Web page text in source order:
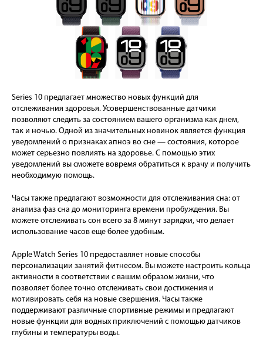
Series 10 предлагает множество новых функций для
отслеживания здоровья. Усовершенствованные датчики
позволяют следить за состоянием вашего организма как днем,
так и ночью. Одной из значительных новинок является функция
уведомлений о признаках апноэ во сне — состояния, которое
может серьезно повлиять на здоровье. С помощью этих
уведомлений вы сможете вовремя обратиться к врачу и получить
необходимую помощь.
Часы также предлагают возможности для отслеживания сна: от
анализа фаз сна до мониторинга времени пробуждения. Вы
можете отслеживать сон всего за 8 минут зарядки, что делает
использование часов еще более удобным.
Apple Watch Series 10 предоставляет новые способы
персонализации занятий фитнесом. Вы можете настроить кольца
активности в соответствии с вашим образом жизни, что
позволяет более точно отслеживать свои достижения и
мотивировать себя на новые свершения. Часы также
поддерживают различные спортивные режимы и предлагают
новые функции для водных приключений с помощью датчиков
глубины и температуры воды.